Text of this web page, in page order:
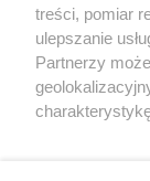
treści, pomiar
ulepszanie
Partnerzy